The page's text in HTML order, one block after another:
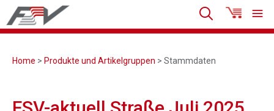
Home > Produkte und Artikelgruppen > Stammdaten